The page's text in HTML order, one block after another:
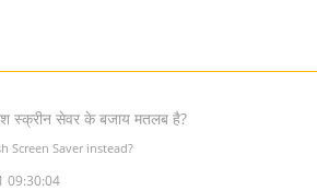
स्क्रीन सेवर के बजाय मतलब है?
Screen Saver instead?
09:30:04